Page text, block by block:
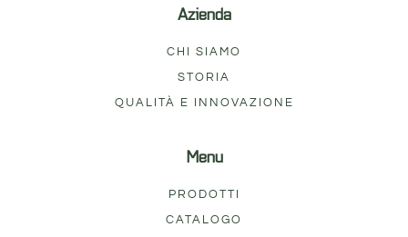
Azienda
CHI SIAMO
STORIA
QUALITÀ E INNOVAZIONE
Menu
PRODOTTI
CATALOGO